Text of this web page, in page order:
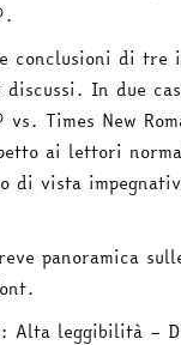
conclusioni di tre
discussi. In due
vs. Times New
ai lettori
di vista
panoramica
Alta leggibilità –